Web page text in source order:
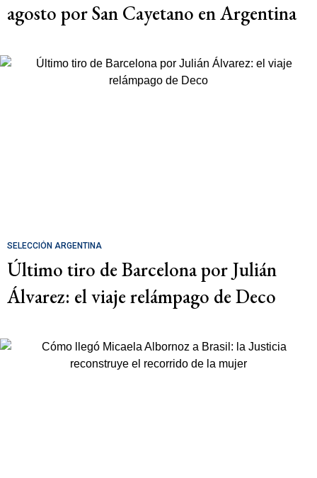
agosto por San Cayetano en Argentina
SELECCIÓN ARGENTINA
Último tiro de Barcelona por Julián
Álvarez: el viaje relámpago de Deco